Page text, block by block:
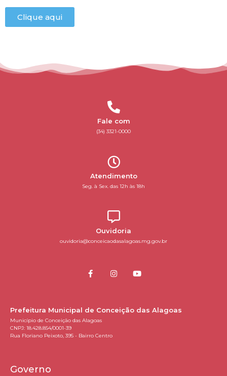
Clique aqui
Fale com
(34) 3321-0000
Atendimento
Seg. à Sex. das 12h às 18h
Ouvidoria
ouvidoria@conceicaodasalagoas.mg.gov.br
Prefeitura Municipal de Conceição das Alagoas
Município de Conceição das Alagoas
CNPJ: 18.428.854/0001-39
Rua Floriano Peixoto, 395 - Bairro Centro
Governo